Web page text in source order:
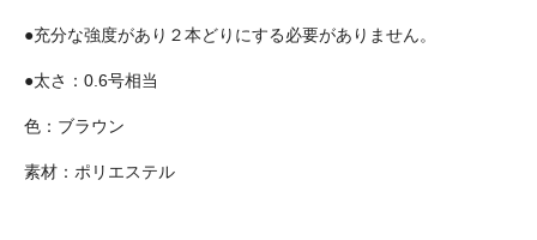
●充分な強度があり２本どりにする必要がありません。
●太さ：0.6号相当
色：ブラウン
素材：ポリエステル